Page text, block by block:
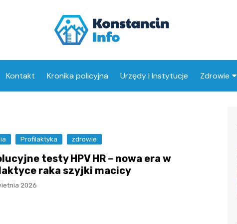
Kontakt Kronika policyjna Urzędy i Instytucje Zdrowie
Profilaktyka zdrowie
testy HPV HR – nowa era w
raka szyjki macicy
2026